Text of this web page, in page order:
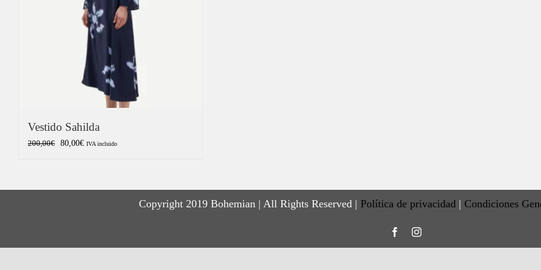
Vestido Sahilda
200,00€ El
era:
80,00€El
es:
IVA incluido
Copyright 2019 Bohemian | All Rights Reserved | Política de privacidad | Condiciones
FacebookInstagram